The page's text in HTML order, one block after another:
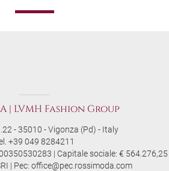
| LVMH Fashion Group
- 35010 - Vigonza (Pd) - Italy
+39 049 8284211
| Capitale sociale: € 564.276,25
| Pec: office@pec.rossimoda.com